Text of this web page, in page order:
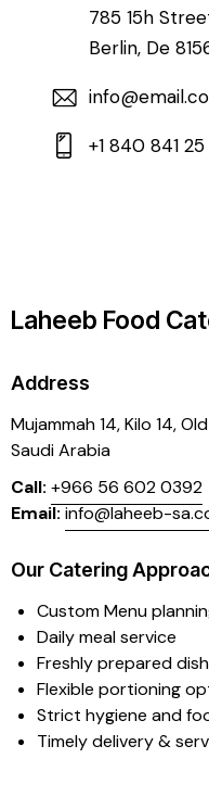
785 15h
Berlin, De
+1 840 841
Laheeb Food
Address
Mujammah 14, Kilo 14,
Saudi Arabia
Call: +966 56 602 0392
Email:info@laheeb-
Our Catering
Custom Menu
Daily meal service
Freshly prepared
Flexible portioning
Strict hygiene and
Timely delivery &